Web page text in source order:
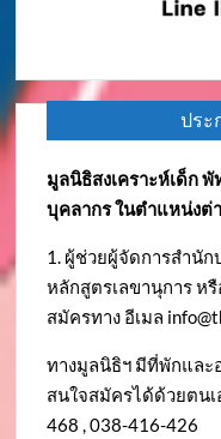
ประ
มูลนิธิสงเคราะห์เด็ก
บุคลากร ในตำแหน่งต่
1. ผู้ช่วยผู้จัดการสำนั
หลักสูตรเลขานุการ ห
สมัครทาง อีเมล
ทางมูลนิธิฯ มีที่พักและ
สนใจสมัครได้ด้วยตน
468 , 038-416-426